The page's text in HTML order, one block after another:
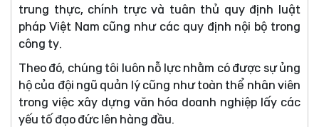
trung thực, chính trực và tuân thủ quy định luật
pháp Việt Nam cũng như các quy định nội bộ trong
công ty.
Theo đó, chúng tôi luôn nỗ lực nhằm có được sự ủng
hộ của đội ngũ quản lý cũng như toàn thể nhân viên
trong việc xây dựng văn hóa doanh nghiệp lấy các
yếu tố đạo đức lên hàng đầu.